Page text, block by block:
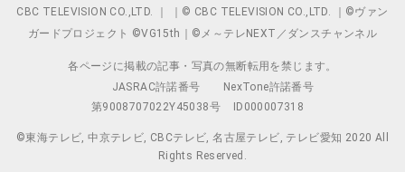
CBC TELEVISION CO.,LTD. ｜ ｜© CBC TELEVISION CO.,LTD. ｜©ヴァン
ガードプロジェクト ©VG15th｜©メ～テレNEXT／ダンスチャンネル
各ページに掲載の記事・写真の無断転用を禁じます。
JASRAC許諾番号
NexTone許諾番号
第9008707022Y45038号
ID000007318
©東海テレビ, 中京テレビ, CBCテレビ, 名古屋テレビ, テレビ愛知 2020 All
Rights Reserved.